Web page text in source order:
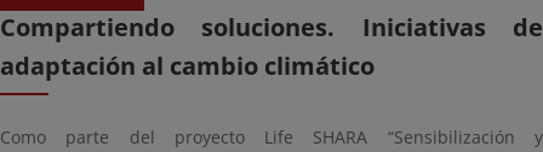
Compartiendo soluciones. Iniciativas de
adaptación al cambio climático
Como parte del proyecto Life SHARA “Sensibilización y